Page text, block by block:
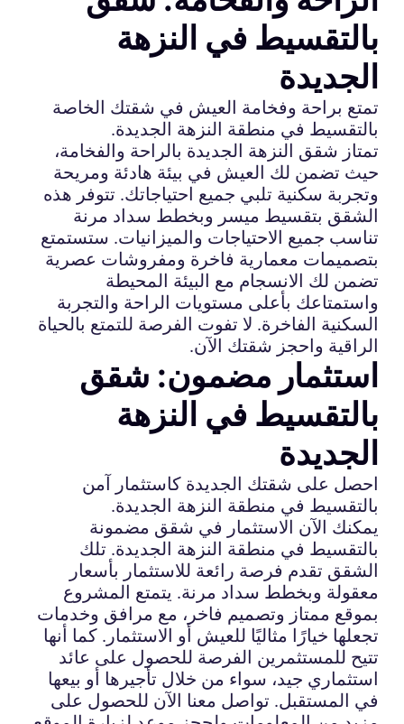
بالتقسيط في النزهة
الجديدة
تمتع براحة وفخامة العيش في شقتك الخاصة
بالتقسيط في منطقة النزهة الجديدة.
تمتاز شقق النزهة الجديدة بالراحة والفخامة،
حيث تضمن لك العيش في بيئة هادئة ومريحة
وتجربة سكنية تلبي جميع احتياجاتك. تتوفر هذه
الشقق بتقسيط ميسر وبخطط سداد مرنة
تناسب جميع الاحتياجات والميزانيات. ستستمتع
بتصميمات معمارية فاخرة ومفروشات عصرية
تضمن لك الانسجام مع البيئة المحيطة
واستمتاعك بأعلى مستويات الراحة والتجربة
السكنية الفاخرة. لا تفوت الفرصة للتمتع بالحياة
الراقية واحجز شقتك الآن.
استثمار مضمون: شقق
بالتقسيط في النزهة
الجديدة
احصل على شقتك الجديدة كاستثمار آمن
بالتقسيط في منطقة النزهة الجديدة.
يمكنك الآن الاستثمار في شقق مضمونة
بالتقسيط في منطقة النزهة الجديدة. تلك
الشقق تقدم فرصة رائعة للاستثمار بأسعار
معقولة وبخطط سداد مرنة. يتمتع المشروع
بموقع ممتاز وتصميم فاخر، مع مرافق وخدمات
تجعلها خيارًا مثاليًا للعيش أو الاستثمار. كما أنها
تتيح للمستثمرين الفرصة للحصول على عائد
استثماري جيد، سواء من خلال تأجيرها أو بيعها
في المستقبل. تواصل معنا الآن للحصول على